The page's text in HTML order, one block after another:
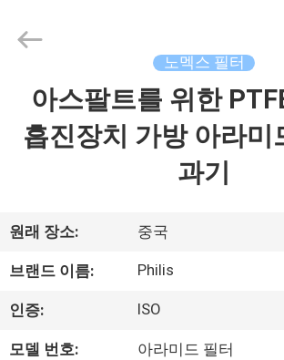
회
사
소
Hangzhou
Philis
Reserved.
노멕스 필터
아스팔트를 위한
흡진장치 가방 아라미
과기
원래 장소: 중국
브랜드 이름: Philis
인증: ISO
모델 번호: 아라미드 필터